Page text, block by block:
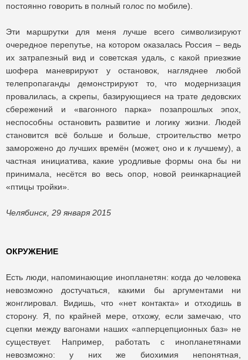
постоянно говорить в полный голос по мобиле).
Эти маршрутки для меня лучше всего символизируют
очередное перепутье, на котором оказалась Россия – ведь
их затрапезный вид и советская удаль, с какой приезжие
шофера маневрируют у остановок, нагляднее любой
телепропаганды демонстрируют то, что модернизация
провалилась, а скрепы, базирующиеся на трате дедовских
сбережений и «вагонного парка» позапрошлых эпох,
неспособны остановить развитие и логику жизни. Людей
становится всё больше и больше, строительство метро
заморожено до лучших времён (может, оно и к лучшему), а
частная инициатива, какие уродливые формы она бы ни
принимала, несётся во весь опор, новой реинкарнацией
«птицы тройки».
Челябинск, 29 января 2015
ОКРУЖЕНИЕ
Есть люди, напоминающие инопланетян: когда до человека
невозможно достучаться, какими бы аргументами ни
жонглировал. Видишь, что «нет контакта» и отходишь в
сторону. Я, по крайней мере, отхожу, если замечаю, что
сцепки между вагонами наших «апперцепционных баз» не
существует. Например, работать с инопланетянами
невозможно: у них же биохимия непонятная,